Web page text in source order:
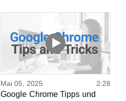
Mai 05, 2025 2:28
Google Chrome Tipps und